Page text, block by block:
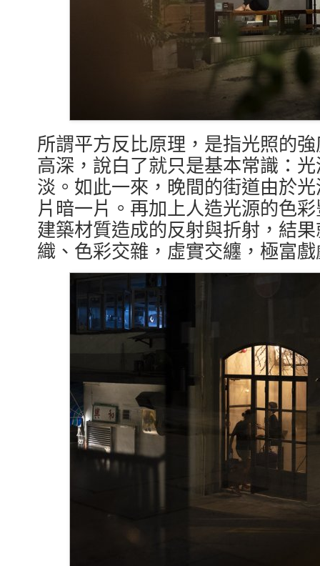
所謂平方反比原理，是指光照的
高深，說白了就只是基本常識：
淡。如此一來，晚間的街道由於
片暗一片。再加上人造光源的色
建築材質造成的反射與折射，結
織、色彩交雜，虛實交纏，極富